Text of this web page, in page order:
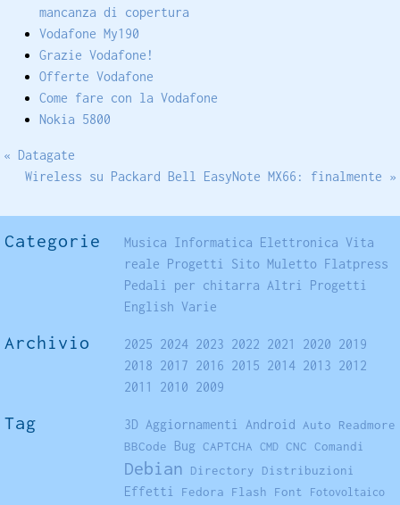
mancanza di copertura
Vodafone My190
Grazie Vodafone!
Offerte Vodafone
Come fare con la Vodafone
Nokia 5800
« Datagate
Wireless su Packard Bell EasyNote MX66: finalmente »
Categorie Musica Informatica Elettronica Vita
reale Progetti Sito Muletto Flatpress
Pedali per chitarra Altri Progetti
English Varie
Archivio 2025 2024 2023 2022 2021 2020 2019
2018 2017 2016 2015 2014 2013 2012
2011
2010 2009
Tag 3D Aggiornamenti Android
Auto Readmore
BBCode
Bug CAPTCHA CMD CNC Comandi
Debian Directory
Distribuzioni
Effetti
Fedora Flash Font Fotovoltaico